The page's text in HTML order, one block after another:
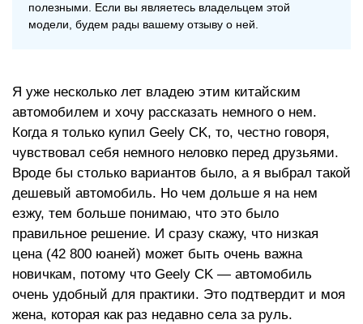
полезными. Если вы являетесь владельцем этой
модели, будем рады вашему отзыву о ней.
Я уже несколько лет владею этим китайским
автомобилем и хочу рассказать немного о нем.
Когда я только купил Geely CK, то, честно говоря,
чувствовал себя немного неловко перед друзьями.
Вроде бы столько вариантов было, а я выбрал такой
дешевый автомобиль. Но чем дольше я на нем
езжу, тем больше понимаю, что это было
правильное решение. И сразу скажу, что низкая
цена (42 800 юаней) может быть очень важна
новичкам, потому что Geely CK — автомобиль
очень удобный для практики. Это подтвердит и моя
жена, которая как раз недавно села за руль.